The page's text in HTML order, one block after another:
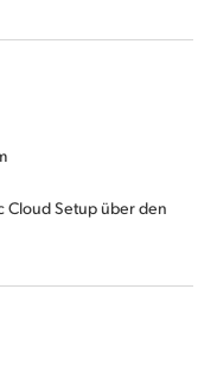
Cloud Setup über den